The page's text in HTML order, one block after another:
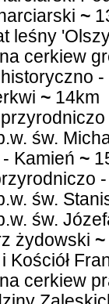
~
leśny
cerkiew
~14km
św.
Kamień ~
św.
św.
żydowski ~
Kościół
cerkiew